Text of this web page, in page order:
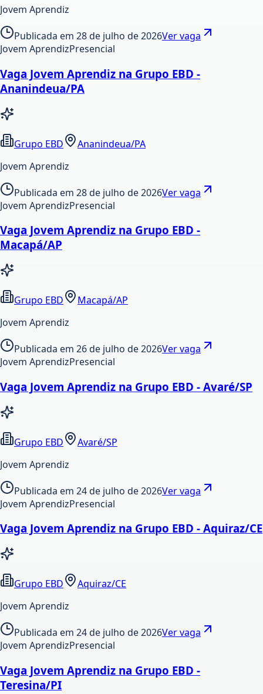
Jovem Aprendiz
Publicada em 28 de julho de 2026Ver vaga
Jovem AprendizPresencial
Vaga Jovem Aprendiz na Grupo EBD -
Ananindeua/PA
Grupo EBD
Ananindeua/PA
Jovem Aprendiz
Publicada em 28 de julho de 2026Ver vaga
Jovem AprendizPresencial
Vaga Jovem Aprendiz na Grupo EBD -
Macapá/AP
Grupo EBD
Macapá/AP
Jovem Aprendiz
Publicada em 26 de julho de 2026Ver vaga
Jovem AprendizPresencial
Vaga Jovem Aprendiz na Grupo EBD - Avaré/SP
Grupo EBD
Avaré/SP
Jovem Aprendiz
Publicada em 24 de julho de 2026Ver vaga
Jovem AprendizPresencial
Vaga Jovem Aprendiz na Grupo EBD - Aquiraz/CE
Grupo EBD
Aquiraz/CE
Jovem Aprendiz
Publicada em 24 de julho de 2026Ver vaga
Jovem AprendizPresencial
Vaga Jovem Aprendiz na Grupo EBD -
Teresina/PI